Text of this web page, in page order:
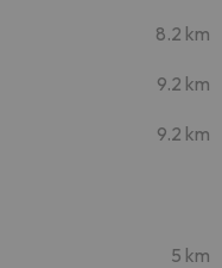
8.2 km
9.2 km
9.2 km
5 km